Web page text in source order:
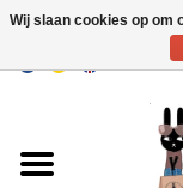
USD
Wij slaan cookies op om